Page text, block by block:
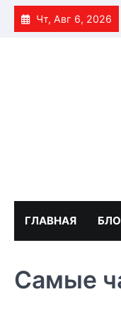
Skip
Чт, Авг 6, 2026
ГЛАВНАЯ
Самые